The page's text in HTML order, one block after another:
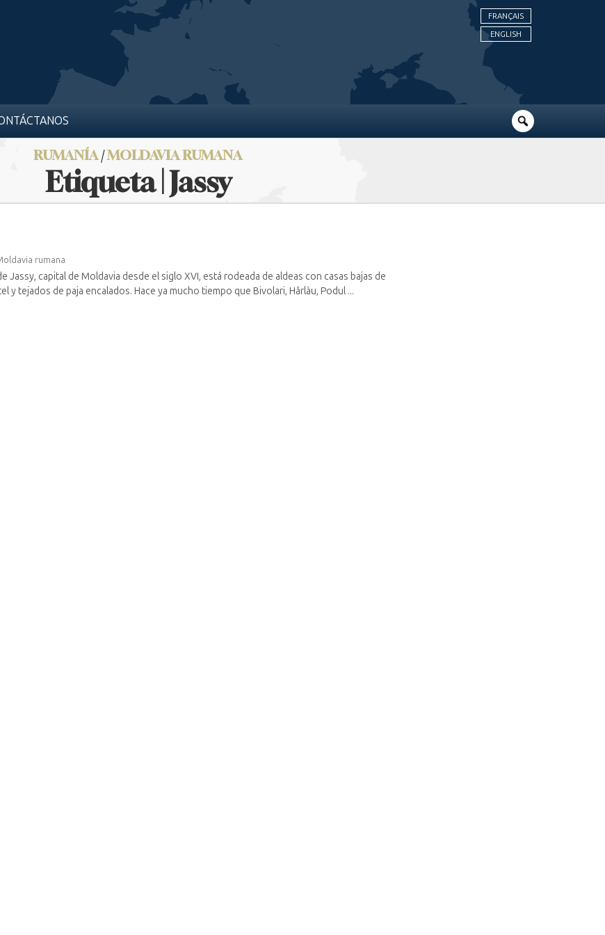
FRANÇAIS
ENGLISH
RUMANÍA/MOLDAVIA RUMANA
Etiqueta | Jassy
rumana
Jassy, capital de Moldavia desde el siglo XVI, está rodeada de aldeas con casas bajas de
y tejados de paja encalados. Hace ya mucho tiempo que Bivolari, Hârlàu, Podul ...